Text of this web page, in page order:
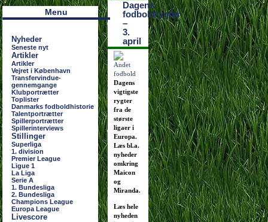
Menu
Nyheder
Seneste nyt
Artikler
Artikler
Vejret i København
Transfervindue-
gennemgange
Klubportrætter
Toplister
Danmarks fodboldhistorie
Talentportrætter
Spillerportrætter
Spillerinterviews
Stillinger
Superliga
1. division
Premier League
Ligue 1
La Liga
Serie A
1. Bundesliga
2. Bundesliga
Champions League
Europa League
Livescore
Dagens
fodboldrygter
–
3.
april
Dagens
vigtigste
rygter
fra de
største
ligaer i
Europa.
Læs bl.a.
nyheder
omkring
Maicon
og
Miranda.
Læs hele
nyheden